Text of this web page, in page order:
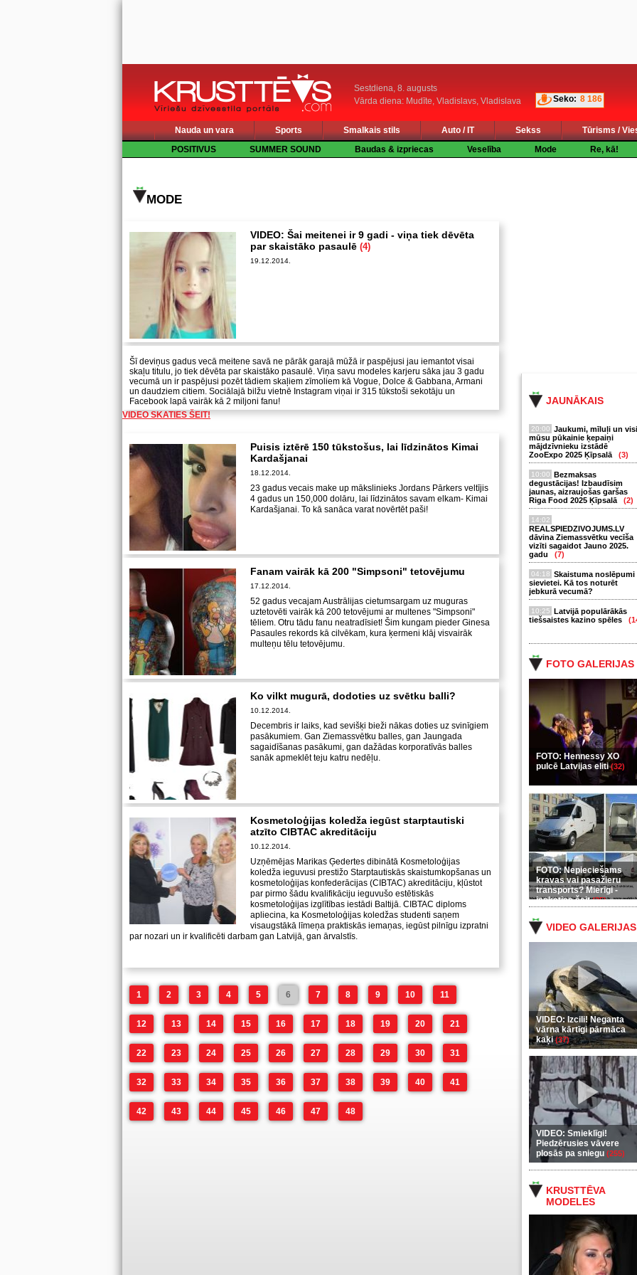
Sestdiena, 8. augusts
Vārda diena: Mudīte, Vladislavs, Vladislava
Seko: 8 186
Nauda un vara Sports Smalkais stils Auto / IT Sekss
Tūrisms /
POSITIVUS
SUMMER SOUND Baudas & izpriecas Veselība Mode Re, kā!
JAUNĀKAIS
20:00 Jaukumi, mīluļi un visi
mūsu pūkainie ķepaiņi
mājdzīvnieku izstādē
ZooExpo 2025 Ķīpsalā
(3)
10:00 Bezmaksas
degustācijas! Izbaudīsim
jaunas, aizraujošas garšas
Riga Food 2025 Ķīpsalā
(2)
14:02
REALSPIEDZIVOJUMS.LV
dāvina Ziemassvētku vecīša
vizīti sagaidot Jauno 2025.
gadu
(7)
04:18 Skaistuma noslēpumi
sievietei. Kā tos noturēt
jebkurā vecumā?
10:25 Latvijā populārākās
tiešsaistes kazino spēles
FOTO GALERIJAS
FOTO: Hennessy XO
pulcē Latvijas eliti(32)
FOTO: Nepieciešams
kravas vai pasažieru
transports? Mierīgi -
ieskaties šeit(35)
VIDEO GALERIJAS
VIDEO: Izcili! Neganta
vārna kārtīgi pārmāca
kaķi(37)
VIDEO: Smieklīgi!
Piedzērusies vāvere
plosās pa sniegu (255)
KRUSTTĒVA
MODELES
MODE
VIDEO: Šai meitenei ir 9 gadi - viņa tiek dēvēta
par skaistāko pasaulē (4)
19.12.2014.
Šī deviņus gadus vecā meitene savā ne pārāk garajā mūžā ir paspējusi jau iemantot visai
skaļu titulu, jo tiek dēvēta par skaistāko pasaulē. Viņa savu modeles karjeru sāka jau 3 gadu
vecumā un ir paspējusi pozēt tādiem skaļiem zīmoliem kā Vogue, Dolce & Gabbana, Armani
un daudziem citiem. Sociālajā bilžu vietnē Instagram viņai ir 315 tūkstoši sekotāju un
Facebook lapā vairāk kā 2 miljoni fanu!
VIDEO SKATIES ŠEIT!
Puisis iztērē 150 tūkstošus, lai līdzinātos Kimai
Kardašjanai
18.12.2014.
23 gadus vecais make up mākslinieks Jordans Pārkers veltījis
4 gadus un 150,000 dolāru, lai līdzinātos savam elkam- Kimai
Kardašjanai. To kā sanāca varat novērtēt paši!
Fanam vairāk kā 200 "Simpsoni" tetovējumu
17.12.2014.
52 gadus vecajam Austrālijas cietumsargam uz muguras
uztetovēti vairāk kā 200 tetovējumi ar multenes "Simpsoni"
tēliem. Otru tādu fanu neatradīsiet! Šim kungam pieder Ginesa
Pasaules rekords kā cilvēkam, kura ķermeni klāj visvairāk
multeņu tēlu tetovējumu.
Ko vilkt mugurā, dodoties uz svētku balli?
10.12.2014.
Decembris ir laiks, kad sevišķi bieži nākas doties uz svinīgiem
pasākumiem. Gan Ziemassvētku balles, gan Jaungada
sagaidīšanas pasākumi, gan dažādas korporatīvās balles
sanāk apmeklēt teju katru nedēļu.
Kosmetoloģijas koledža iegūst starptautiski
atzīto CIBTAC akreditāciju
10.12.2014.
Uzņēmējas Marikas Ģedertes dibinātā Kosmetoloģijas
koledža ieguvusi prestižo Starptautiskās skaistumkopšanas un
kosmetoloģijas konfederācijas (CIBTAC) akreditāciju, kļūstot
par pirmo šādu kvalifikāciju ieguvušo estētiskās
kosmetoloģijas izglītības iestādi Baltijā. CIBTAC diploms
apliecina, ka Kosmetoloģijas koledžas studenti saņem
visaugstākā līmeņa praktiskās iemaņas, iegūst pilnīgu izpratni
par nozari un ir kvalificēti darbam gan Latvijā, gan ārvalstīs.
1 2 3 4 5 6 7 8 9 10 11
12 13 14 15 16 17 18 19 20 21
22 23 24 25 26 27 28 29 30 31
32 33 34 35 36 37 38 39 40 41
42 43 44 45 46 47 48